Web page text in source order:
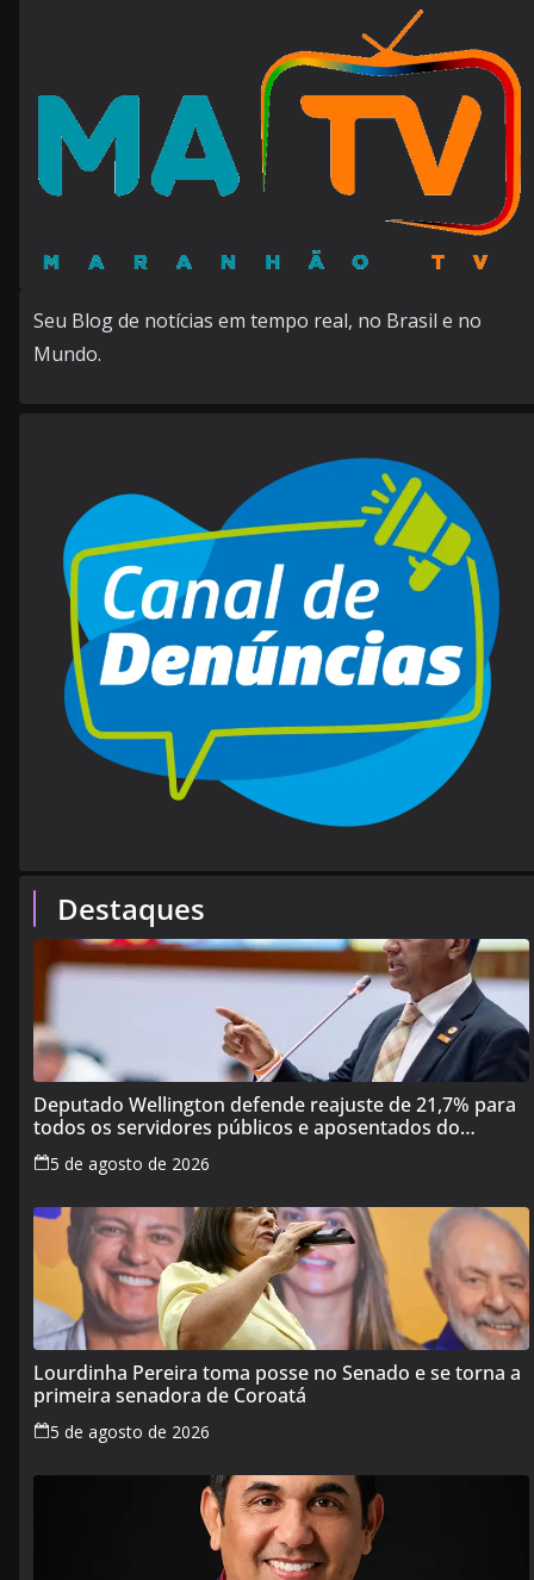
Seu Blog de notícias em tempo real, no Brasil e no
Mundo.
Destaques
Deputado Wellington defende reajuste de 21,7% para
todos os servidores públicos e aposentados do
Maranhão
5 de agosto de 2026
Lourdinha Pereira toma posse no Senado e se torna a
primeira senadora de Coroatá
5 de agosto de 2026